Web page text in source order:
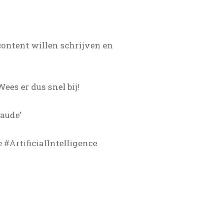
willen schrijven en
er dus snel bij!
#ArtificialIntelligence